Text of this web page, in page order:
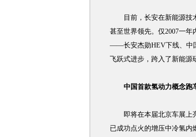
目前，长安在新能源技术
甚至世界领先。仅2007一
——长安杰勋HEV下线、中
飞跃式进步，跨入了新能源
中国首款氢动力概念跑
即将在本届北京车展上亮
已成功点火的增压中冷氢内